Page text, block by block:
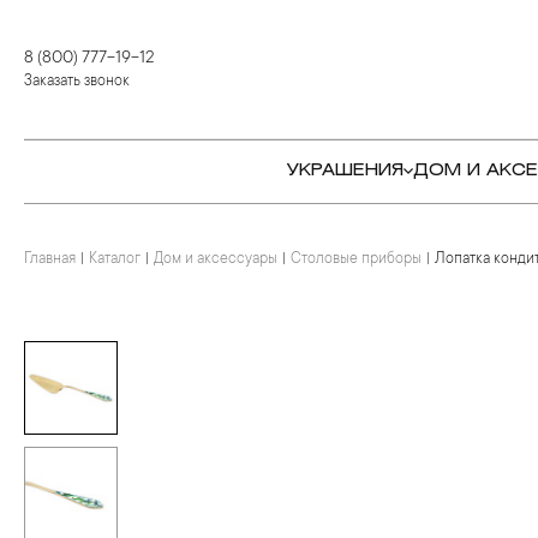
8 (800) 777-19-12
Заказать звонок
УКРАШЕНИЯ
КОЛЬЦА
ЦЕПИ
ДОМ И
СТОЛОВЫЕ ПРИБОРЫ
ДЕТЯМ
КОЛЬЦА
КАМНЕРЕЗНОЕ
Главная Каталог Дом и аксессуары Столовые приборы Лопатка